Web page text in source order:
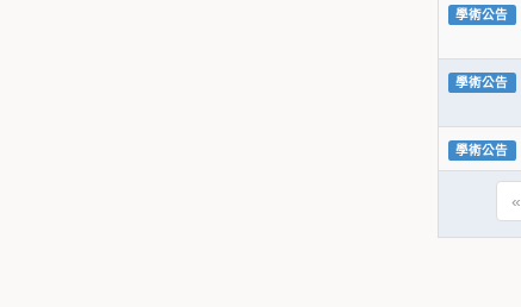
學術公告
學術公告
學術公告
«